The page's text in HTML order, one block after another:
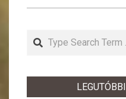
Search